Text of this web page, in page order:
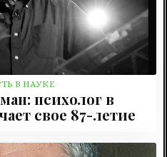
В НАУКЕ
психолог в
свое 87-летие